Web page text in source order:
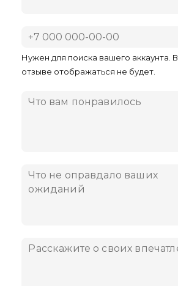
Нужен для поиска вашего аккаунта. В
отзыве отображаться не будет.